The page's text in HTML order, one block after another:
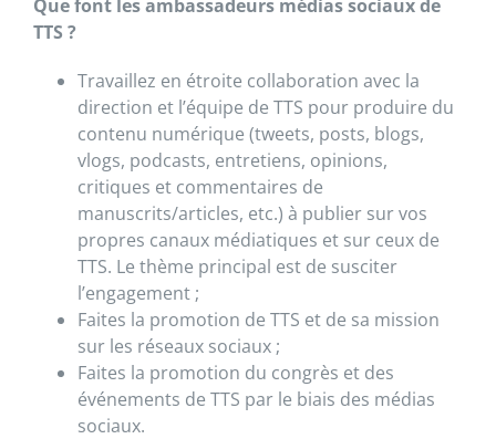
Que font les ambassadeurs médias sociaux de
TTS ?
Travaillez en étroite collaboration avec la
direction et l’équipe de TTS pour produire du
contenu numérique (tweets, posts, blogs,
vlogs, podcasts, entretiens, opinions,
critiques et commentaires de
manuscrits/articles, etc.) à publier sur vos
propres canaux médiatiques et sur ceux de
TTS. Le thème principal est de susciter
l’engagement ;
Faites la promotion de TTS et de sa mission
sur les réseaux sociaux ;
Faites la promotion du congrès et des
événements de TTS par le biais des médias
sociaux.